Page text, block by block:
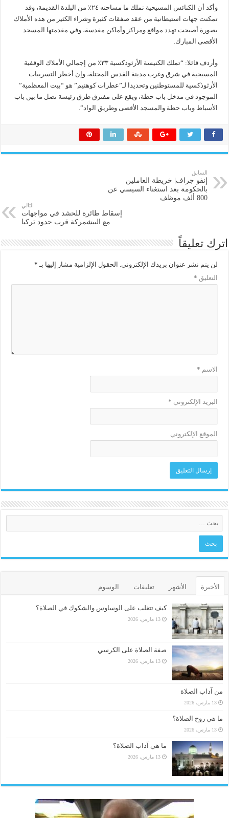
وأكد أن الكنائس المسيحية تملك ما مساحته ٢٤٪ من البلدة القديمة، وقد
تمكنت جهات استيطانية من عقد صفقات كثيرة وشراء الكثير من هذه الأملاك
بصورة أصبحت تهدد مواقع ومراكز وأماكن مقدسة، وفي مقدمتها المسجد
الأقصى المبارك.
وأردف قائلا: “تملك الكنيسة الأرثوذكسية ٣٣٪ من إجمالي الأملاك الوقفية
المسيحية في شرق وغرب مدينة القدس المحتلة، وإن أخطر التسريبات
الأرثوذكسية للمستوطنين وتحديدا لـ”عطرات كوهنيم” هو “بيت المعظمية”
الموجود في مدخل باب حطة، ويقع على مفترق طرق رئيسة تصل ما بين باب
الأسباط وباب حطة والمسجد الأقصى وطريق الواد”.
السابق
إنفو جراف| خريطة العاملين
بالحكومة بعد استغناء السيسي عن
800 ألف موظف
التالي
إسقاط طائرة للحشد في مواجهات
مع البيشمركة قرب حدود تركيا
اترك تعليقاً
لن يتم نشر عنوان بريدك الإلكتروني. الحقول الإلزامية مشار إليها بـ *
التعليق *
الاسم *
البريد الإلكتروني *
الموقع الإلكتروني
الأخيرة الأشهر تعليقات الوسوم
كيف تتغلب على الوساوس والشكوك في الصلاة؟
13 مارس، 2026
صفة الصلاة على الكرسي
13 مارس، 2026
من آداب الصلاة
13 مارس، 2026
ما هي روح الصلاة؟
13 مارس، 2026
ما هي آداب الصلاة؟
13 مارس، 2026